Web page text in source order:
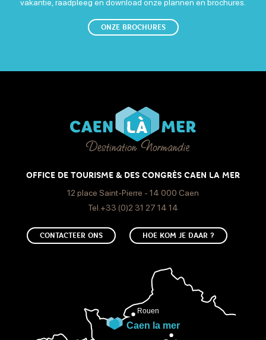
Restaurantbonnen Visa
Banket Meeneemgerechten Seminarie Traiteur
Verkoop van regionale producten Free WiFi
vakantie, raadpleeg en download onze plannen en brochures.
ONZE BROCHURES
OFFICE DE TOURISME & DES CONGRÈS CAEN LA MER
12 place Saint-Pierre - 14 000 Caen
Tel.+33 (0)2 31 27 14 14
CONTACTEER ONS HOE KOM JE DAAR ?